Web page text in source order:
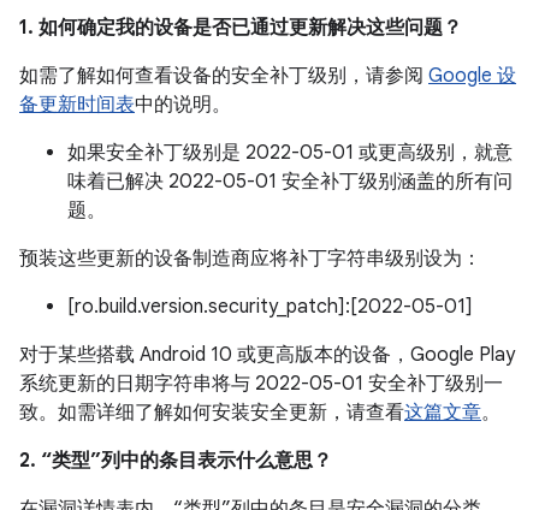
1. 如何确定我的设备是否已通过更新解决这些问题？
如需了解如何查看设备的安全补丁级别，请参阅 Google 设
备更新时间表中的说明。
如果安全补丁级别是 2022-05-01 或更高级别，就意
味着已解决 2022-05-01 安全补丁级别涵盖的所有问
题。
预装这些更新的设备制造商应将补丁字符串级别设为：
[ro.build.version.security_patch]:[2022-05-01]
对于某些搭载 Android 10 或更高版本的设备，Google Play
系统更新的日期字符串将与 2022-05-01 安全补丁级别一
致。如需详细了解如何安装安全更新，请查看这篇文章。
2. “类型”列中的条目表示什么意思？